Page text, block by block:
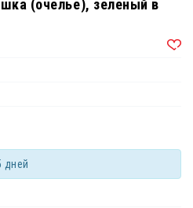
(очелье), зеленый в
дней